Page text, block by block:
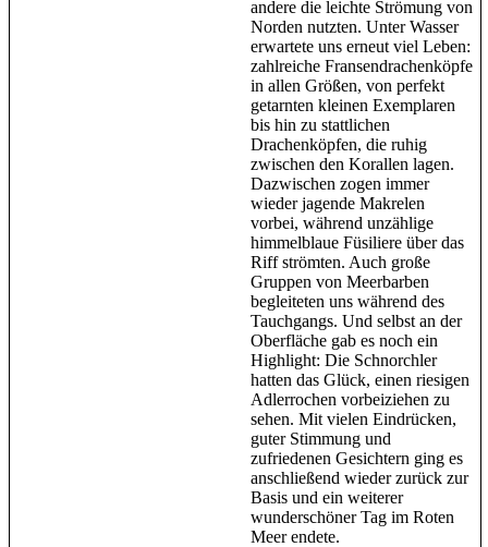
andere die leichte Strömung von
Norden nutzten. Unter Wasser
erwartete uns erneut viel Leben:
zahlreiche Fransendrachenköpfe
in allen Größen, von perfekt
getarnten kleinen Exemplaren
bis hin zu stattlichen
Drachenköpfen, die ruhig
zwischen den Korallen lagen.
Dazwischen zogen immer
wieder jagende Makrelen
vorbei, während unzählige
himmelblaue Füsiliere über das
Riff strömten. Auch große
Gruppen von Meerbarben
begleiteten uns während des
Tauchgangs. Und selbst an der
Oberfläche gab es noch ein
Highlight: Die Schnorchler
hatten das Glück, einen riesigen
Adlerrochen vorbeiziehen zu
sehen. Mit vielen Eindrücken,
guter Stimmung und
zufriedenen Gesichtern ging es
anschließend wieder zurück zur
Basis und ein weiterer
wunderschöner Tag im Roten
Meer endete.